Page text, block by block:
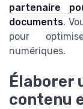
partenaire
documents.
pour
numériques.
Élaborer
contenu